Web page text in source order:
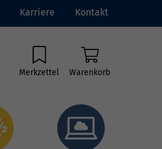
Karriere Kontakt
Merkzettel Warenkorb